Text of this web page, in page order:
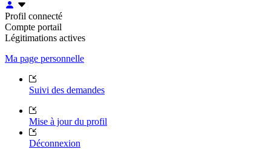
Profil connecté
Compte portail
Légitimations actives
Ma page personnelle
Suivi des demandes
Mise à jour du profil
Déconnexion